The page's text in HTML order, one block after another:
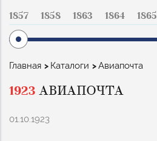
1857 1858 1863 1864 1865
Строка
Главная Каталоги Авиапочта
1923 АВИАПОЧТА
01.10.1923